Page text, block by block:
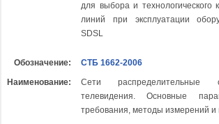
для выбора и технологического
линий при эксплуатации
SDSL
Обозначение:
СТБ 1662-2006
Наименование:
Сети распределительные
телевидения. Основные
требования, методы измерений и